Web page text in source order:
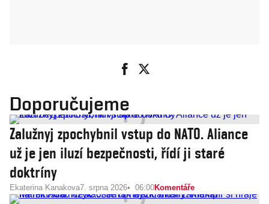
Doporučujeme
Zalužnyj zpochybnil vstup do NATO. Aliance
už je jen iluzí bezpečnosti, řídí ji staré
doktríny
Ekaterina Kanakova7. srpna 2026 06:00Komentáře